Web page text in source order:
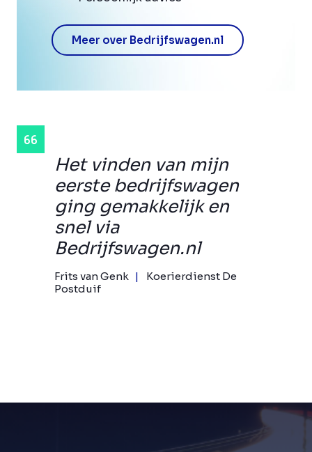
Het vinden van mijn
eerste bedrijfswagen
ging gemakkelijk en
snel via
Bedrijfswagen.nl
Frits van Genk
Koerierdienst De
Postduif
Meer over Bedrijfswagen.nl